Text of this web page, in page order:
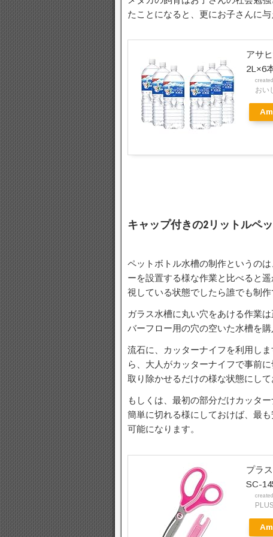
たことになると、更にお子さんに
アサ
2L×6
おい
キャップ付きの2リットルペ
ペットボトル水槽の制作というの
ーを設置する様な作業と比べると
視している状態でしたら誰でも制作
ガラス水槽に丸い穴をあける作業
バーフロー用の穴の空いた水槽を
流石に、カッターナイフを利用し
ら、大人がカッターナイフで事前
取り除かせるだけの様な状態にして
もしくは、最初の部分だけカッタ
簡単に切れる様にしておけば、最
可能になります。
プラ
SC-